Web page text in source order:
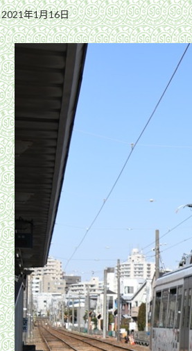
2021年1月16日